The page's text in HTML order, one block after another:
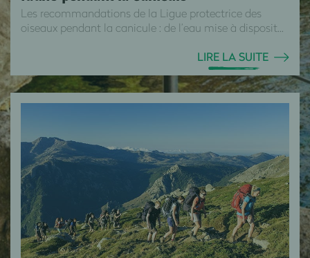
Les recommandations de la Ligue protectrice des
oiseaux pendant la canicule : de l’eau mise à disposit...
LIRE LA SUITE